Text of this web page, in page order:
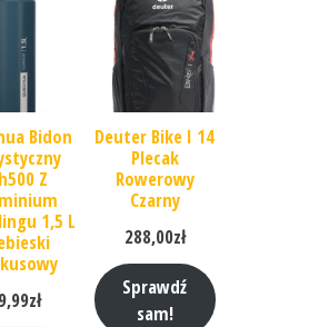
Bidon
Z
1,5 L
zł
Deuter Bike I 14
Plecak
Rowerowy
Czarny
288,00zł
Sprawdź
sam!